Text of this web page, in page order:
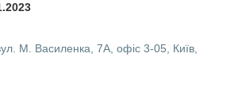
М. Василенка, 7А, офіс 3-05, Київ,